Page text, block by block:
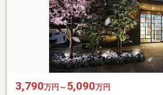
3,790万円～ 5,090万円